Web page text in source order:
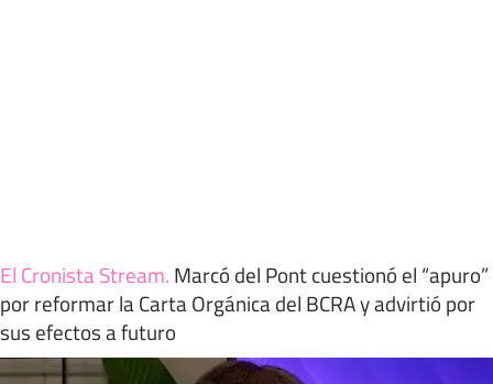
El Cronista Stream. Marcó del Pont cuestionó el “apuro”
por reformar la Carta Orgánica del BCRA y advirtió por
sus efectos a futuro